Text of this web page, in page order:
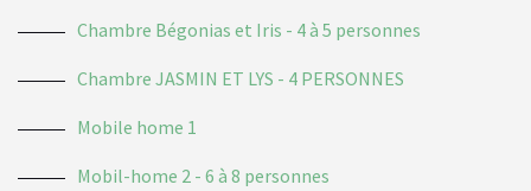
Chambre Bégonias et Iris - 4 à 5 personnes
Chambre JASMIN ET LYS - 4 PERSONNES
Mobile home 1
Mobil-home 2 - 6 à 8 personnes